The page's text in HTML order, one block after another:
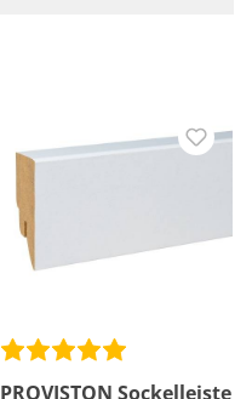
PROVISTON Sockelleiste